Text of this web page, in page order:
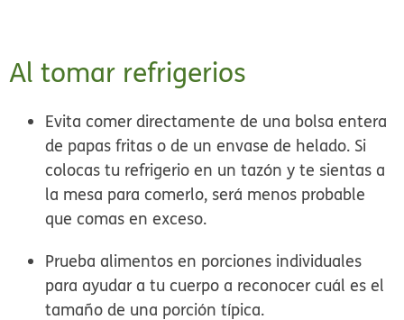
Al tomar refrigerios
Evita comer directamente de una bolsa entera
de papas fritas o de un envase de helado. Si
colocas tu refrigerio en un tazón y te sientas a
la mesa para comerlo, será menos probable
que comas en exceso.
Pruebaalimentos en porciones individuales
para ayudar a tu cuerpo a reconocer cuál es el
tamaño de una porción típica.